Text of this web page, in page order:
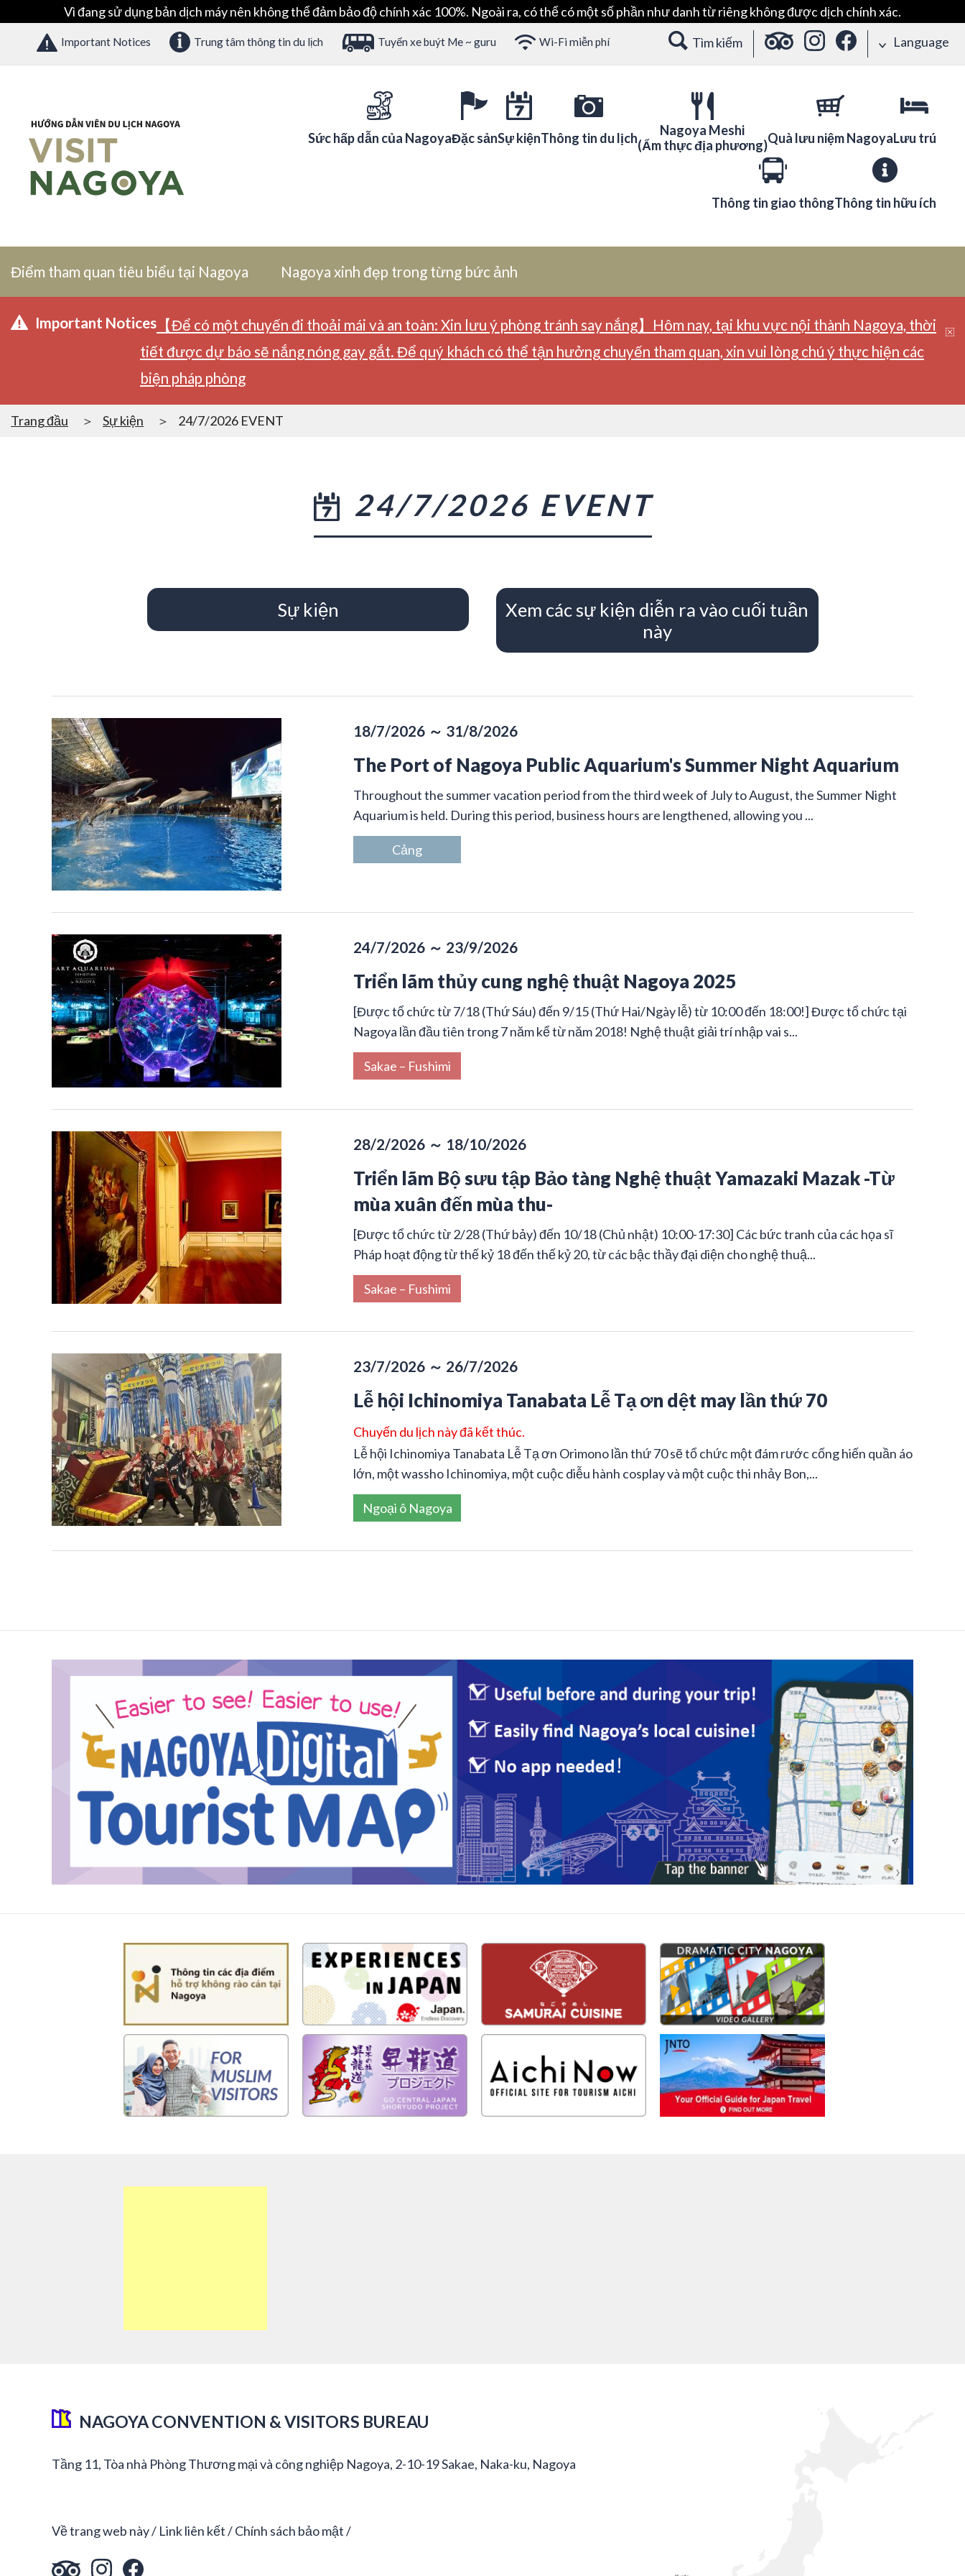
Vì đang sử dụng bản dịch máy nên không thể đảm bảo độ chính xác 100%. Ngoài ra, có thể có một số phần như danh từ riêng không được dịch chính xác.
Important Notices Trung tâm thông tin du lịch Tuyến xe buýt Me ~ guru Wi-Fi miễn phí Tìm kiếm Language
Sức hấp dẫn của NagoyaĐặc sảnSự kiệnThông tin du lịch
Nagoya Meshi
(Ẩm thực địa phương)Quà lưu niệm NagoyaLưu trú
Thông tin giao thôngThông tin hữu ích
Điểm tham quan tiêu biểu tại Nagoya Nagoya xinh đẹp trong từng bức ảnh
Important Notices 【Để có một chuyến đi thoải mái và an toàn: Xin lưu ý phòng tránh say nắng】Hôm nay, tại khu vực nội thành Nagoya, thời
tiết được dự báo sẽ nắng nóng gay gắt. Để quý khách có thể tận hưởng chuyến tham quan, xin vui lòng chú ý thực hiện các
biện pháp phòng
Trang đầu Sự kiện 24/7/2026 EVENT
24/7/2026 EVENT
Sự kiện
Xem các sự kiện diễn ra vào cuối tuần
này
18/7/2026 ～ 31/8/2026
The Port of Nagoya Public Aquarium's Summer Night Aquarium
Throughout the summer vacation period from the third week of July to August, the Summer Night
Aquarium is held. During this period, business hours are lengthened, allowing you ...
Cảng
24/7/2026 ～ 23/9/2026
Triển lãm thủy cung nghệ thuật Nagoya 2025
[Được tổ chức từ 7/18 (Thứ Sáu) đến 9/15 (Thứ Hai/Ngày lễ) từ 10:00 đến 18:00!] Được tổ chức tại
Nagoya lần đầu tiên trong 7 năm kể từ năm 2018! Nghệ thuật giải trí nhập vai s...
Sakae – Fushimi
28/2/2026 ～ 18/10/2026
Triển lãm Bộ sưu tập Bảo tàng Nghệ thuật Yamazaki Mazak -Từ
mùa xuân đến mùa thu-
[Được tổ chức từ 2/28 (Thứ bảy) đến 10/18 (Chủ nhật) 10:00-17:30] Các bức tranh của các họa sĩ
Pháp hoạt động từ thế kỷ 18 đến thế kỷ 20, từ các bậc thầy đại diện cho nghệ thuậ...
Sakae – Fushimi
23/7/2026 ～ 26/7/2026
Lễ hội Ichinomiya Tanabata Lễ Tạ ơn dệt may lần thứ 70
Chuyến du lịch này đã kết thúc.
Lễ hội Ichinomiya Tanabata Lễ Tạ ơn Orimono lần thứ 70 sẽ tổ chức một đám rước cống hiến quần áo
lớn, một wassho Ichinomiya, một cuộc diễu hành cosplay và một cuộc thi nhảy Bon,...
Ngoại ô Nagoya
NAGOYA CONVENTION & VISITORS BUREAU
Tầng 11, Tòa nhà Phòng Thương mại và công nghiệp Nagoya, 2-10-19 Sakae, Naka-ku, Nagoya
Về trang web này Link liên kết Chính sách bảo mật